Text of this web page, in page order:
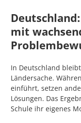
mit
In Deutschland
Ländersache.
einführt, setzen
Lösungen. Das
Schule ihr eigenes